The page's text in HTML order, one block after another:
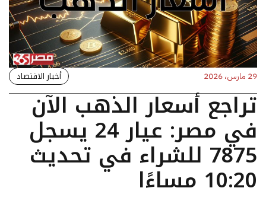
29 مارس، 2026 أخبار الاقتصاد
تراجع أسعار الذهب الآن
في مصر: عيار 24 يسجل
7875 للشراء في تحديث
10:20 مساءًا